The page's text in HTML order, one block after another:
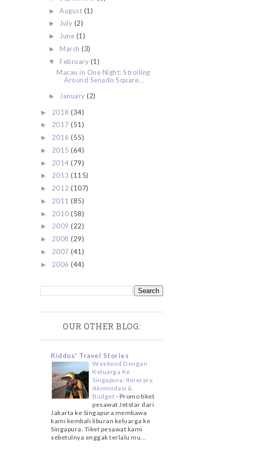
►August (1)
► July (2)
► June (1)
► March(3)
▼ February (1)
Macau in One Night: Strolling
Around Senado Square...
► January(2)
► 2018 (34)
► 2017 (51)
► 2016 (55)
► 2015 (64)
► 2014 (79)
► 2013 (115)
► 2012 (107)
► 2011 (85)
► 2010 (58)
► 2009 (22)
► 2008 (29)
► 2007 (41)
► 2006 (44)
OUR OTHER BLOG:
Kiddos' Travel Stories
Weekend Dengan
Keluarga Ke
Singapura: Itinerary,
Akomodasi &
Budget - Promo tiket
pesawat Jetstar dari
Jakarta ke Singapura membawa
kami kembali liburan keluarga ke
Singapura. Tiket pesawat kami
sebetulnya enggak terlalu mu...